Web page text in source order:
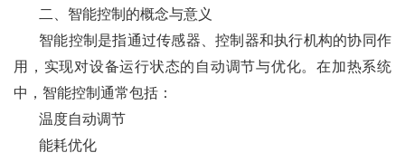
二、智能控制的概念与意义
智能控制是指通过传感器、控制器和执行机构的协同作
用，实现对设备运行状态的自动调节与优化。在加热系统
中，智能控制通常包括：
温度自动调节
能耗优化